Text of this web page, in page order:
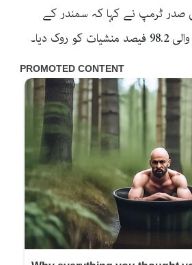
صدر ٹرمپ نے کہا کہ سمندر کے
روک دیا۔